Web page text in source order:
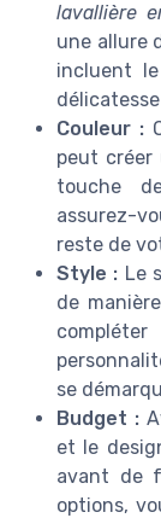
lavallière
une allure
incluent
Couleur :
peut créer
touche
assurez-
reste de
Style : Le
de
se
Budget :
et le
avant de
options,